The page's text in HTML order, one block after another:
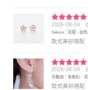
評分5 滿
分 5
2026-08-04
Sakura｜耳環 - 金
款式美好搭配
評分5 滿
分 5
2026-08-04
天鵝湖｜免後扣．
款式美好搭配